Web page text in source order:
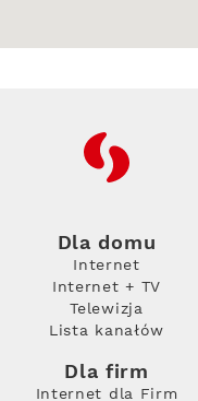
RFC
Dla domu
Internet
Internet + TV
Telewizja
Lista kanałów
Dla firm
Internet dla Firm